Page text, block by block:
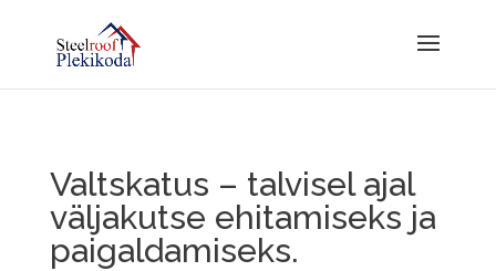
Valtskatus – talvisel ajal
väljakutse ehitamiseks ja
paigaldamiseks.